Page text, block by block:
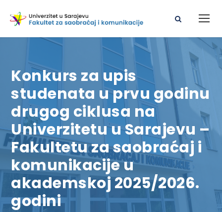
Konkurs za upis
studenata u prvu godinu
drugog ciklusa na
Univerzitetu u Sarajevu –
Fakultetu za saobraćaj i
komunikacije u
akademskoj 2025/2026.
godini